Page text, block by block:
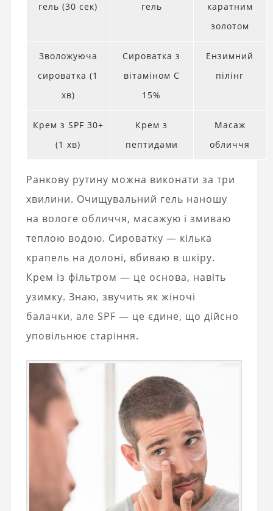
гель (30 сек)
гель
каратним
золотом
Зволожуюча
сироватка (1
хв)
Сироватка з
вітаміном C
15%
Ензимний
пілінг
Крем з SPF 30+
(1 хв)
Крем з
пептидами
Масаж
обличчя
Ранкову рутину можна виконати за три
хвилини. Очищувальний гель наношу
на вологе обличчя, масажую і змиваю
теплою водою. Сироватку — кілька
крапель на долоні, вбиваю в шкіру.
Крем із фільтром — це основа, навіть
узимку. Знаю, звучить як жіночі
балачки, але SPF — це єдине, що дійсно
уповільнює старіння.